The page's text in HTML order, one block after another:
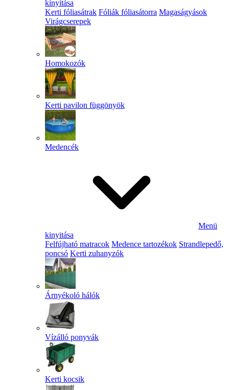
kinyitása
Kerti fóliasátrak Fóliák fóliasátorra Magaságyások
Virágcserepek
Homokozók
Kerti pavilon függönyök
Medencék
Menü
kinyitása
Felfújható matracok Medence tartozékok Strandlepedő,
poncsó Kerti zuhanyzók
Árnyékoló hálók
Vízálló ponyvák
Kerti kocsik